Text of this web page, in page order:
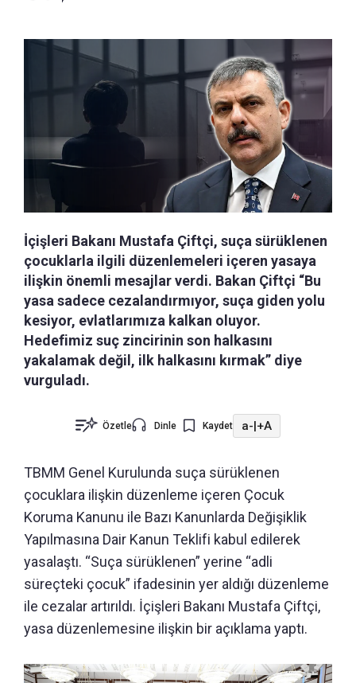
İçişleri Bakanı Mustafa Çiftçi, suça sürüklenen
çocuklarla ilgili düzenlemeleri içeren yasaya
ilişkin önemli mesajlar verdi. Bakan Çiftçi “Bu
yasa sadece cezalandırmıyor, suça giden yolu
kesiyor, evlatlarımıza kalkan oluyor.
Hedefimiz suç zincirinin son halkasını
yakalamak değil, ilk halkasını kırmak” diye
vurguladı.
Özetle Dinle Kaydet a-|+A
TBMM Genel Kurulunda suça sürüklenen
çocuklara ilişkin düzenleme içeren Çocuk
Koruma Kanunu ile Bazı Kanunlarda Değişiklik
Yapılmasına Dair Kanun Teklifi kabul edilerek
yasalaştı. “Suça sürüklenen” yerine “adli
süreçteki çocuk” ifadesinin yer aldığı düzenleme
ile cezalar artırıldı. İçişleri Bakanı Mustafa Çiftçi,
yasa düzenlemesine ilişkin bir açıklama yaptı.